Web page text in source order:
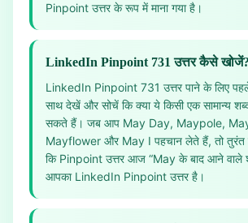
Pinpoint उत्तर के रूप में माना गया है।
LinkedIn Pinpoint 731 उत्तर कैसे खोजें?
LinkedIn Pinpoint 731 उत्तर पाने के लिए
साथ देखें और सोचें कि क्या ये किसी एक सामान्य
सकते हैं। जब आप May Day, Maypole,
Mayflower और May I पहचान लेते हैं, तो तुरंत
कि Pinpoint उत्तर आज “May के बाद आने वाले
आपका LinkedIn Pinpoint उत्तर है।